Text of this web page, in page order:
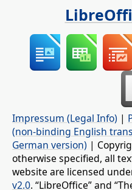
Impressum (Legal Info) |
(non-binding English
German version) |
otherwise specified, all
website are licensed
v2.0. “LibreOffice” and